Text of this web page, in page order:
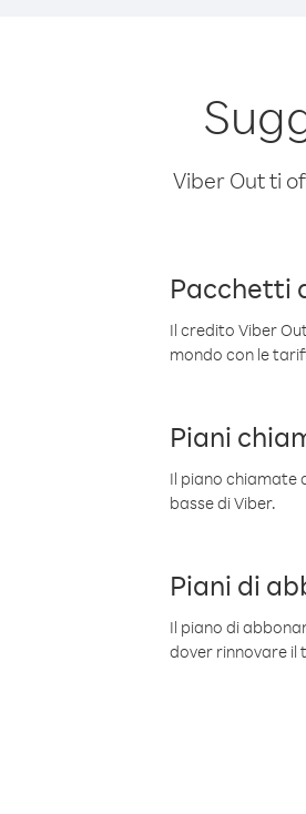
Viber Out ti
Pacchetti
Il credito Viber
mondo con le
Piani
Il piano chiamate
basse di Viber.
Piani di
Il piano di
dover rinnovare il